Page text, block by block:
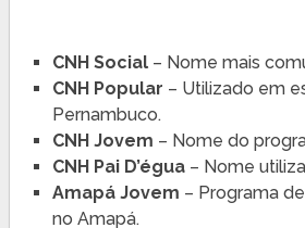
CNH Social– Nome mais
CNH Popular – Utilizado em
Pernambuco.
CNH Jovem – Nome do
CNH Pai D’égua– Nome
Amapá Jovem – Programa
no Amapá.